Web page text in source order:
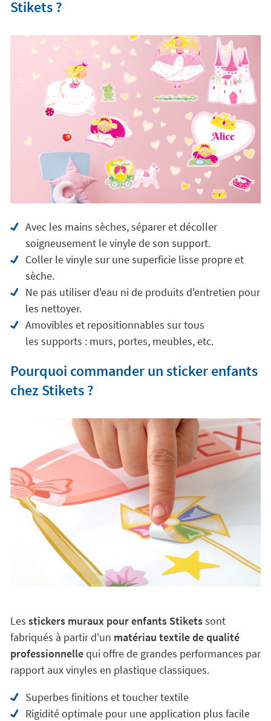
Stikets ?
Avec les mains sèches, séparer et décoller
soigneusement le vinyle de son support.
Coller le vinyle sur une superficie lisse propre et
sèche.
Ne pas utiliser d'eau ni de produits d'entretien pour
les nettoyer.
Amovibles et repositionnables sur tous
les supports : murs, portes, meubles, etc.
Pourquoi commander un sticker enfants
chez Stikets ?
Les stickers muraux pour enfants Stiketssont
fabriqués à partir d'un matériau textile de qualité
professionnellequi offre de grandes performances par
rapport aux vinyles en plastique classiques.
Superbes finitions et toucher textile
Rigidité optimale pour une application plus facile